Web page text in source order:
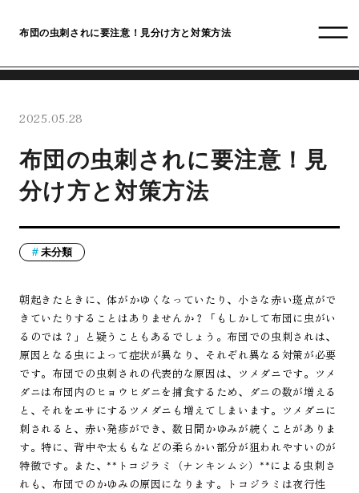
布団の虫刺されに要注意！見分け方と対策方法
2025.05.28
布団の虫刺されに要注意！見
分け方と対策方法
未分類
朝起きたときに、体がかゆくなっていたり、小さな赤い斑点がで
きていたりすることはありませんか？「もしかして布団に虫がい
るのでは？」と疑うこともあるでしょう。布団での虫刺されは、
原因となる虫によって症状が異なり、それぞれ異なる対策が必要
です。布団での虫刺されの代表的な原因は、ツメダニです。ツメ
ダニは布団内のヒョウヒダニを捕食するため、ダニの数が増える
と、それをエサにするツメダニも増えてしまいます。ツメダニに
刺されると、赤い発疹ができ、数日間かゆみが続くことがありま
す。特に、背中や太ももなどの柔らかい部分が狙われやすいのが
特徴です。また、**トコジラミ（ナンキンムシ）**による虫刺さ
れも、布団でのかゆみの原因になります。トコジラミは夜行性